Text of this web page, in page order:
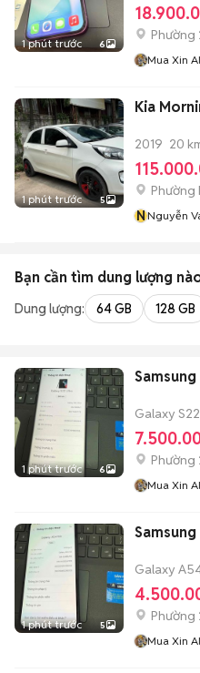
1 phút trước 6
Phường
Mua Xin
1 phút trước 5
Kia
2019 20
Phường
NNguyễn
Bạn cần tìm dung lượng
Dung lượng: 64 GB 128 GB
1 phút trước 6
Samsung
Galaxy
Phường
Mua Xin
1 phút trước 5
Galaxy
Phường
Mua Xin